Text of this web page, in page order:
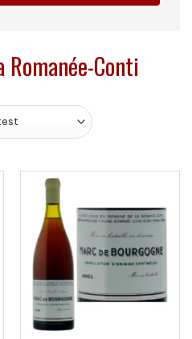
Romanée-Conti